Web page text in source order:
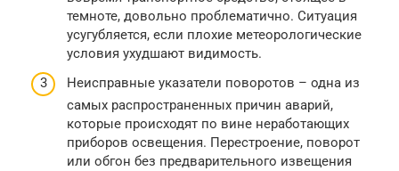
темноте, довольно проблематично. Ситуация
усугубляется, если плохие метеорологические
условия ухудшают видимость.
Неисправные указатели поворотов – одна из
самых распространенных причин аварий,
которые происходят по вине неработающих
приборов освещения. Перестроение, поворот
или обгон без предварительного извещения